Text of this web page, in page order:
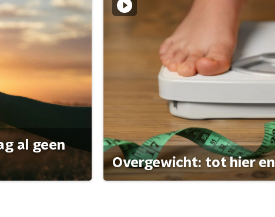
al geen
Overgewicht: tot hier